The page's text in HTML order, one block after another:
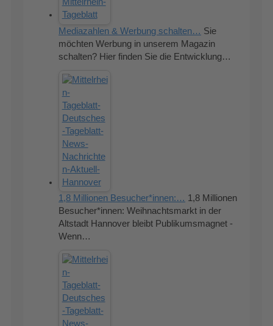
Mediazahlen & Werbung schalten… Sie
möchten Werbung in unserem Magazin
schalten? Hier finden Sie die Entwicklung…
1,8 Millionen Besucher*innen:… 1,8 Millionen
Besucher*innen: Weihnachtsmarkt in der
Altstadt Hannover bleibt Publikumsmagnet -
Wenn…